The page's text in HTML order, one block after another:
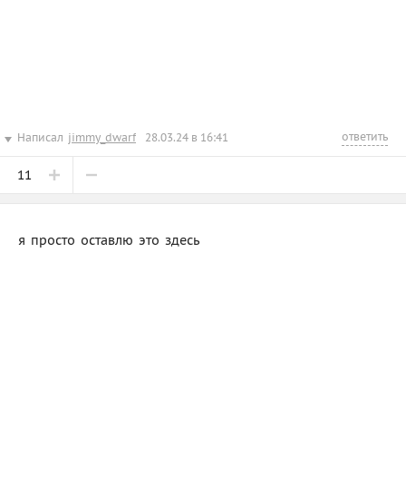
Написал jimmy_dwarf 28.03.24 в 16:41 ответить
11
я просто оставлю это здесь